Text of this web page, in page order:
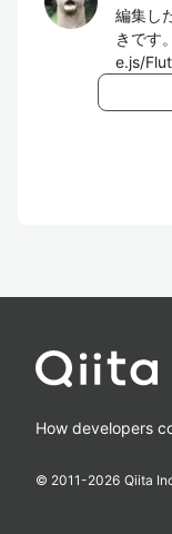
編集し
きです
e.js/
How developers
© 2011-2026 Qiita